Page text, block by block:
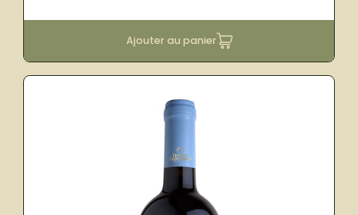
Ajouter au panier